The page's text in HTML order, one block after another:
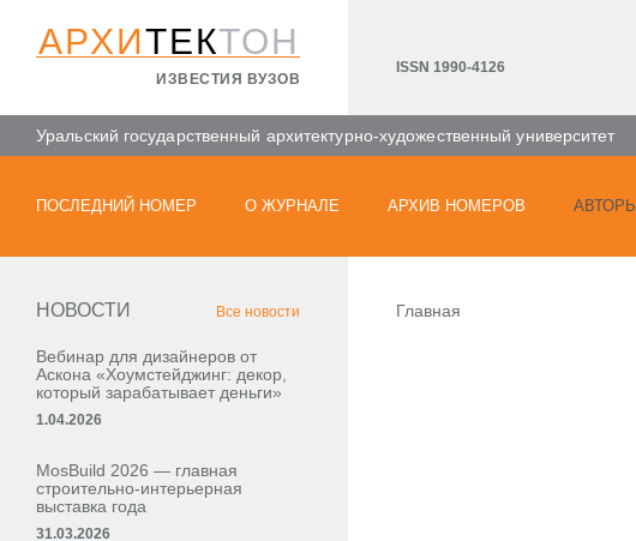
АРХИТЕКТОН
ИЗВЕСТИЯ ВУЗОВ
ISSN 1990-4126
Уральский государственный архитектурно-художественный университет
ПОСЛЕДНИЙ НОМЕР О ЖУРНАЛЕ АРХИВ НОМЕРОВ АВТОРЫ
НОВОСТИ Все новости
Вебинар для дизайнеров от
Аскона «Хоумстейджинг: декор,
который зарабатывает деньги»
1.04.2026
MosBuild 2026 — главная
строительно-интерьерная
выставка года
31.03.2026
Главная